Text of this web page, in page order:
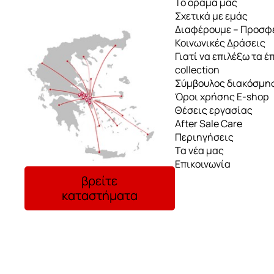
βρείτε
καταστήματα
Το όραμα μας
Σχετικά με εμάς
Διαφέρουμε –
Κοινωνικές Δράσεις
Γιατί να επιλέξω τα
collection
Σύμβουλος
Όροι χρήσης E-shop
Θέσεις εργασίας
After Sale Care
Περιηγήσεις
Τα νέα μας
Επικοινωνία